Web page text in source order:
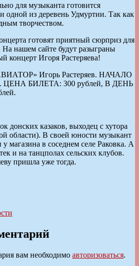
для музыканта готовится
одной из деревень Удмуртии. Так как
творчеством.
готовят приятный сюрприз для
нашем сайте будут разыграны
концерт Игоря Растеряева!
Игорь Растеряев. НАЧАЛО
ЦЕНА БИЛЕТА: 300 рублей, В ДЕНЬ
донских казаков, выходец с хутора
области). В своей юности музыкант
магазина в соседнем селе Раковка. А
и на танцполах сельских клубов.
пришла уже тогда.
вам необходимо авторизоваться.